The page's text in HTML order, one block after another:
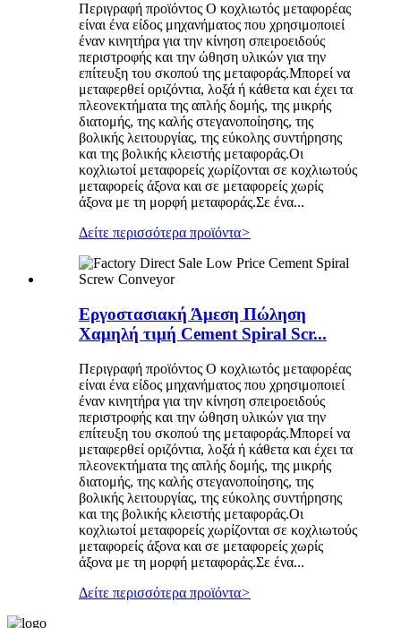
Περιγραφή προϊόντος Ο κοχλιωτός μεταφορέας
είναι ένα είδος μηχανήματος που χρησιμοποιεί
έναν κινητήρα για την κίνηση σπειροειδούς
περιστροφής και την ώθηση υλικών για την
επίτευξη του σκοπού της μεταφοράς.Μπορεί να
μεταφερθεί οριζόντια, λοξά ή κάθετα και έχει τα
πλεονεκτήματα της απλής δομής, της μικρής
διατομής, της καλής στεγανοποίησης, της
βολικής λειτουργίας, της εύκολης συντήρησης
και της βολικής κλειστής μεταφοράς.Οι
κοχλιωτοί μεταφορείς χωρίζονται σε κοχλιωτούς
μεταφορείς άξονα και σε μεταφορείς χωρίς
άξονα με τη μορφή μεταφοράς.Σε ένα...
Δείτε περισσότερα προϊόντα>
Εργοστασιακή Άμεση Πώληση
Χαμηλή τιμή Cement Spiral Scr...
Περιγραφή προϊόντος Ο κοχλιωτός μεταφορέας
είναι ένα είδος μηχανήματος που χρησιμοποιεί
έναν κινητήρα για την κίνηση σπειροειδούς
περιστροφής και την ώθηση υλικών για την
επίτευξη του σκοπού της μεταφοράς.Μπορεί να
μεταφερθεί οριζόντια, λοξά ή κάθετα και έχει τα
πλεονεκτήματα της απλής δομής, της μικρής
διατομής, της καλής στεγανοποίησης, της
βολικής λειτουργίας, της εύκολης συντήρησης
και της βολικής κλειστής μεταφοράς.Οι
κοχλιωτοί μεταφορείς χωρίζονται σε κοχλιωτούς
μεταφορείς άξονα και σε μεταφορείς χωρίς
άξονα με τη μορφή μεταφοράς.Σε ένα...
Δείτε περισσότερα προϊόντα>